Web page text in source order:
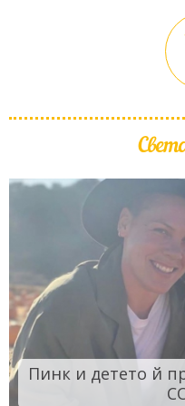
Пинк и детето й